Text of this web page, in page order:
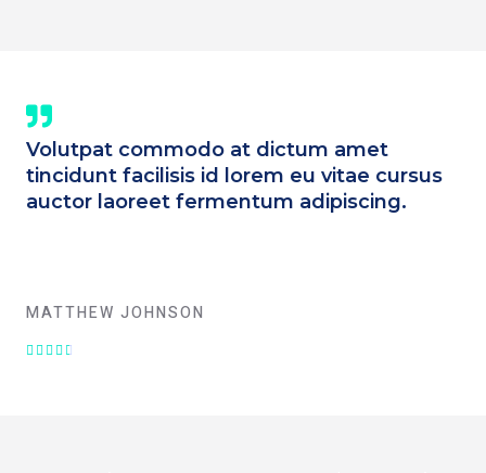
Volutpat commodo at dictum amet
tincidunt facilisis id lorem eu vitae cursus
auctor laoreet fermentum adipiscing.
MATTHEW JOHNSON
    